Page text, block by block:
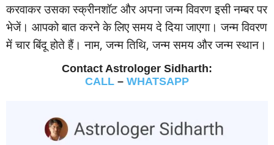
करवाकर उसका स्‍क्रीनशॉट और अपना जन्‍म विवरण इसी नम्‍बर पर
भेजें। आपको बात करने के लिए समय दे दिया जाएगा। जन्‍म विवरण
में चार बिंदू होते हैं। नाम, जन्‍म तिथि, जन्‍म समय और जन्‍म स्‍थान।
Contact Astrologer Sidharth:
CALL – WHATSAPP